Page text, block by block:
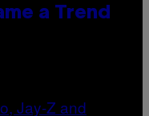
a Trend